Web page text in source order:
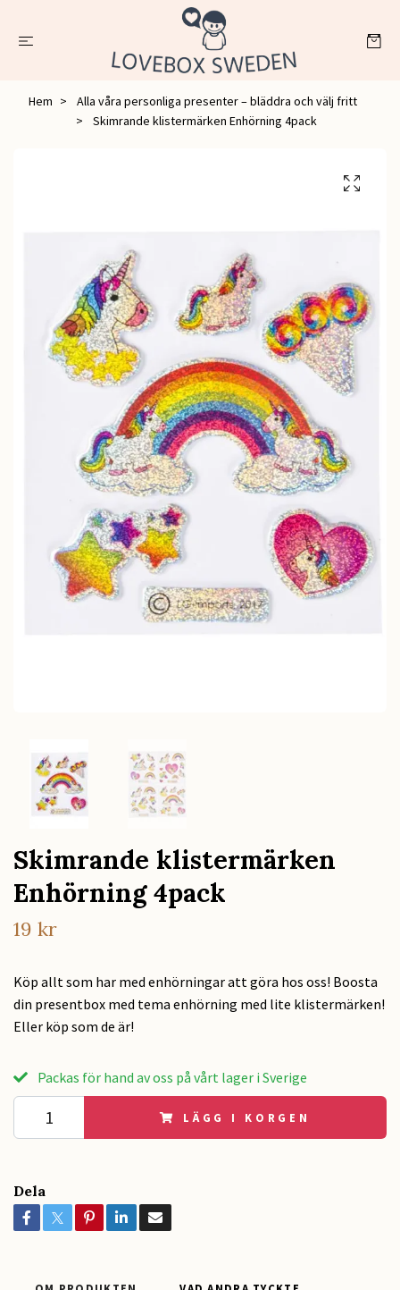
Hem
Alla våra personliga presenter – bläddra och välj fritt
Skimrande klistermärken Enhörning 4pack
Skimrande klistermärken
Enhörning 4pack
19 kr
Köp allt som har med enhörningar att göra hos oss! Boosta
din presentbox med tema enhörning med lite klistermärken!
Eller köp som de är!
Packas för hand av oss på vårt lager i Sverige
LÄGG I KORGEN
Dela